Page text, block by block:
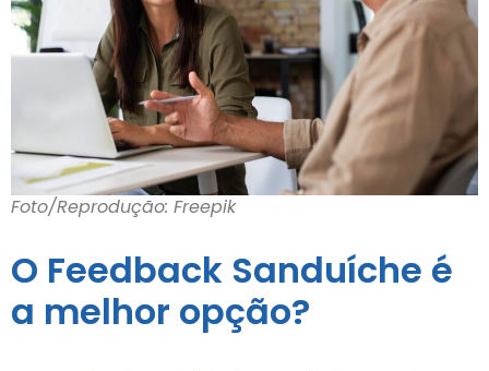
Foto/Reprodução: Freepik
O Feedback Sanduíche é
a melhor opção?